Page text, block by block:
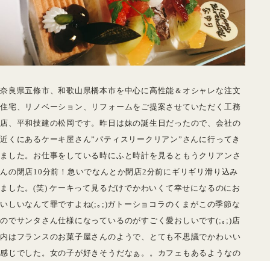
奈良県五條市、和歌山県橋本市を中心に高性能＆オシャレな注文
住宅、リノベーション、リフォームをご提案させていただく工務
店、平和技建の松岡です。昨日は妹の誕生日だったので、会社の
近くにあるケーキ屋さん”パティスリークリアン”さんに行ってき
ました。お仕事をしている時にふと時計を見るともうクリアンさ
んの閉店10分前！急いでなんとか閉店2分前にギリギリ滑り込み
ました。(笑) ケーキって見るだけでかわいくて幸せになるのにお
いしいなんて罪ですよね(;｡;)ガトーショコラのくまがこの季節な
のでサンタさん仕様になっているのがすごく愛おしいです(;｡;)店
内はフランスのお菓子屋さんのようで、とても不思議でかわいい
感じでした。女の子が好きそうだなぁ。。カフェもあるようなの